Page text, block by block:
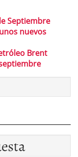
Septiembre
nuevos
Brent